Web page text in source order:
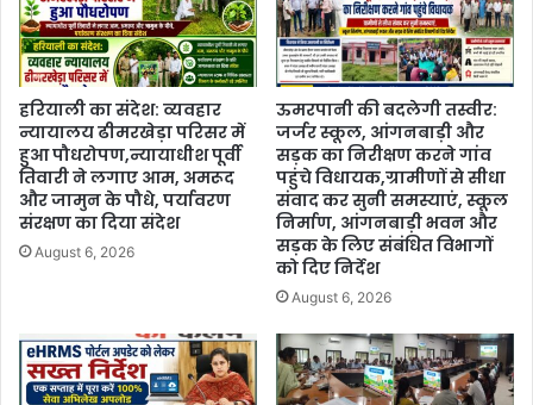
हरियाली का संदेश: व्यवहार
न्यायालय ढीमरखेड़ा परिसर में
हुआ पौधरोपण,न्यायाधीश पूर्वी
तिवारी ने लगाए आम, अमरूद
और जामुन के पौधे, पर्यावरण
संरक्षण का दिया संदेश
August 6, 2026
ऊमरपानी की बदलेगी तस्वीर:
जर्जर स्कूल, आंगनबाड़ी और
सड़क का निरीक्षण करने गांव
पहुंचे विधायक,ग्रामीणों से सीधा
संवाद कर सुनी समस्याएं, स्कूल
निर्माण, आंगनबाड़ी भवन और
सड़क के लिए संबंधित विभागों
को दिए निर्देश
August 6, 2026